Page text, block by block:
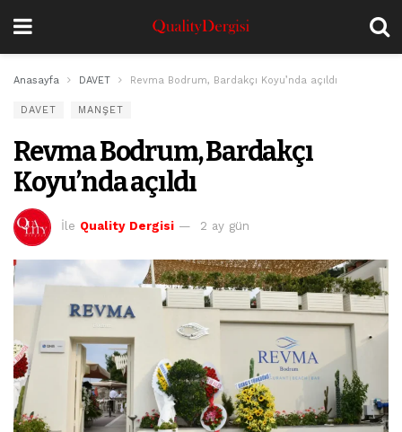
Anasayfa DAVET Revma Bodrum, Bardakçı Koyu’nda açıldı
DAVET MANŞET
Revma Bodrum, Bardakçı
Koyu’nda açıldı
İle Quality Dergisi 2 ay gün